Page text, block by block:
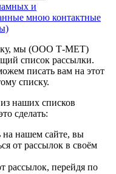
и
мною контактные
мы (ООО Т-МЕТ)
список рассылки.
писать вам на этот
списку.
наших списков
сделать:
на нашем сайте, вы
от рассылок в своём
рассылок, перейдя по